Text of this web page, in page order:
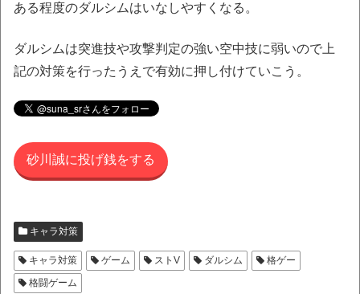
ある程度のダルシムはいなしやすくなる。
ダルシムは突進技や攻撃判定の強い空中技に弱いので上
記の対策を行ったうえで有効に押し付けていこう。
砂川誠に投げ銭をする
キャラ対策
キャラ対策 ゲーム ストV ダルシム
格ゲー
格闘ゲーム